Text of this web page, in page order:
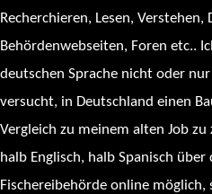
Recherchieren, Lesen, Verstehen,
Behördenwebseiten, Foren etc..
deutschen Sprache nicht oder
versucht, in Deutschland einen
Vergleich zu meinem alten Job zu
halb Englisch, halb Spanisch
Fischereibehörde online